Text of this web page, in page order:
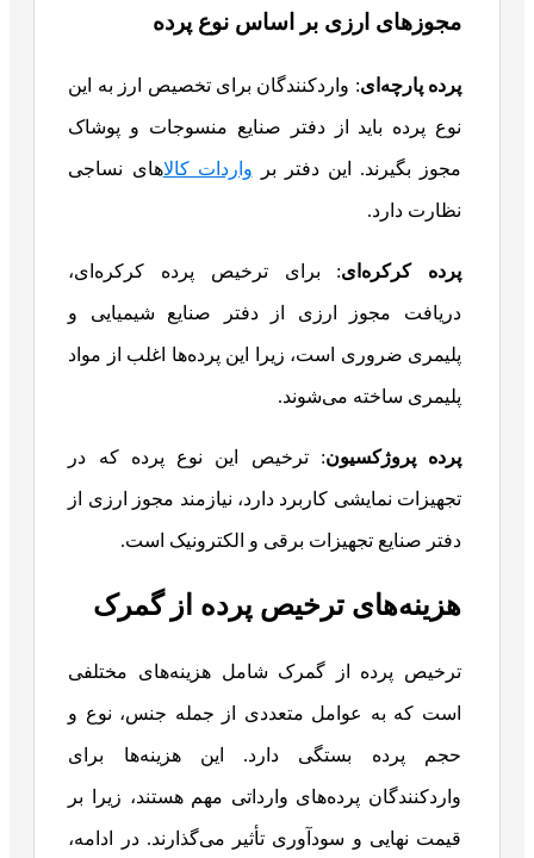
مجوزهای ارزی بر اساس نوع پرده
پرده پارچه‌ای: واردکنندگان برای تخصیص ارز به این
نوع پرده باید از دفتر صنایع منسوجات و پوشاک
مجوز بگیرند. این دفتر بر واردات کالاهای نساجی
نظارت دارد.
پرده کرکره‌ای: برای ترخیص پرده کرکره‌ای،
دریافت مجوز ارزی از دفتر صنایع شیمیایی و
پلیمری ضروری است، زیرا این پرده‌ها اغلب از مواد
پلیمری ساخته می‌شوند.
پرده پروژکسیون: ترخیص این نوع پرده که در
تجهیزات نمایشی کاربرد دارد، نیازمند مجوز ارزی از
دفتر صنایع تجهیزات برقی و الکترونیک است.
هزینه‌های ترخیص پرده از گمرک
ترخیص پرده از گمرک شامل هزینه‌های مختلفی
است که به عوامل متعددی از جمله جنس، نوع و
حجم پرده بستگی دارد. این هزینه‌ها برای
واردکنندگان پرده‌های وارداتی مهم هستند، زیرا بر
قیمت نهایی و سودآوری تأثیر می‌گذارند. در ادامه،